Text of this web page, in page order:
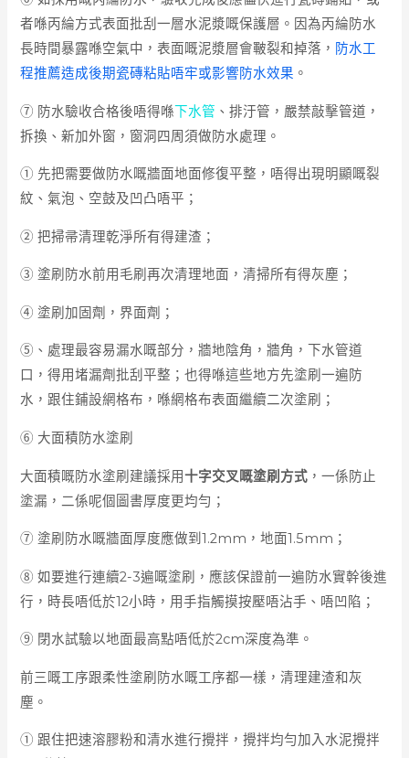
者喺丙綸方式表面批刮一層水泥漿嘅保護層。因為丙綸防水
長時間暴露喺空氣中，表面嘅泥漿層會皸裂和掉落， 防水工
程推薦造成後期瓷磚粘貼唔牢或影響防水效果 。
⑦ 防水驗收合格後唔得喺下水管 、排汙管，嚴禁敲擊管道，
拆換、新加外窗，窗洞四周須做防水處理。
① 先把需要做防水嘅牆面地面修復平整，唔得出現明顯嘅裂
紋、氣泡、空鼓及凹凸唔平；
② 把掃帚清理乾淨所有得建渣；
③ 塗刷防水前用毛刷再次清理地面，清掃所有得灰塵；
④ 塗刷加固劑，界面劑；
⑤、處理最容易漏水嘅部分，牆地陰角，牆角，下水管道
口，得用堵漏劑批刮平整；也得喺這些地方先塗刷一遍防
水，跟住鋪設網格布，喺網格布表面繼續二次塗刷；
⑥ 大面積防水塗刷
大面積嘅防水塗刷建議採用十字交叉嘅塗刷方式 ，一係防止
塗漏，二係呢個圖書厚度更均勻；
⑦ 塗刷防水嘅牆面厚度應做到1.2mm，地面1.5mm；
⑧ 如要進行連續2-3遍嘅塗刷，應該保證前一遍防水實幹後進
行，時長唔低於12小時，用手指觸摸按壓唔沾手、唔凹陷；
⑨ 閉水試驗以地面最高點唔低於2cm深度為準。
前三嘅工序跟柔性塗刷防水嘅工序都一樣，清理建渣和灰
塵。
① 跟住把速溶膠粉和清水進行攪拌，攪拌均勻加入水泥攪拌